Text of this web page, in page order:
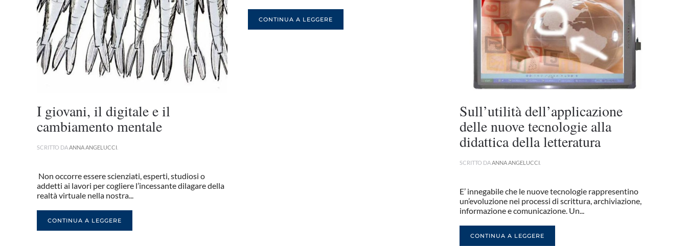
I giovani, il digitale e il
cambiamento mentale
SCRITTO DAANNA ANGELUCCI
Non occorre essere scienziati, esperti, studiosi o
addetti ai lavori per cogliere l’incessante dilagare della
realtà virtuale nella nostra...
CONTINUA A LEGGERE
CONTINUA A LEGGERE
Sull’utilità dell’applicazione
delle nuove tecnologie alla
didattica della letteratura
SCRITTO DAANNA ANGELUCCI.
E’ innegabile che le nuove tecnologie rappresentino
un’evoluzione nei processi di scrittura, archiviazione,
informazione e comunicazione. Un...
CONTINUA A LEGGERE